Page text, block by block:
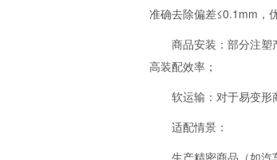
准确去除偏差≤0.1mm，
商品安装：部分注塑
高装配效率；
软运输：对于易变形
适配情景：
生产精密商品（如汽